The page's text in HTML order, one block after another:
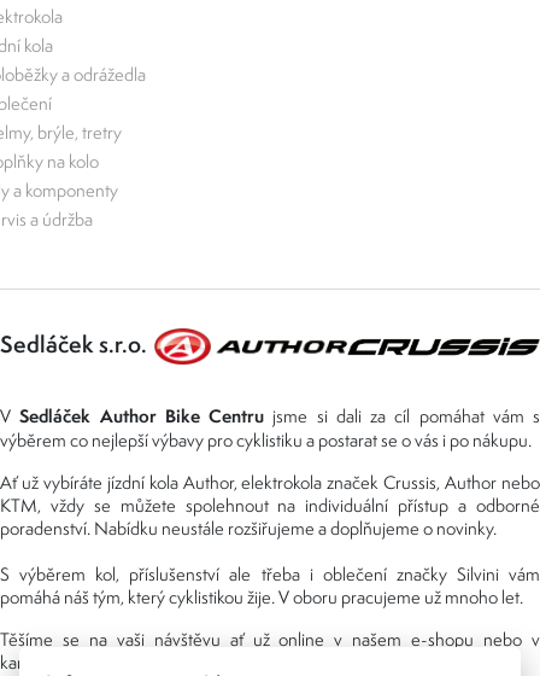
kola
a odrážedla
brýle, tretry
na kolo
a komponenty
a údržba
Sedláček s.r.o.
VSedláček Author Bike Centru jsme si dali za cíl pomáhat vám s
výběrem co nejlepší výbavy pro cyklistiku a postarat se o vás i po nákupu.
Ať už vybíráte jízdní kola Author, elektrokola značek Crussis, Author nebo
KTM, vždy se můžete spolehnout na individuální přístup a odborné
poradenství. Nabídku neustále rozšiřujeme a doplňujeme o novinky.
S výběrem kol, příslušenství ale třeba i oblečení značky Silvini vám
pomáhá náš tým, který cyklistikou žije. V oboru pracujeme už mnoho let.
Těšíme se na vaši návštěvu ať už online v našem e-shopu nebo v
kamenné prodejně, kterou najdete v NS (nákupní středisko) URAN.